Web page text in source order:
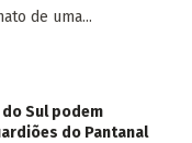
de uma...
Sul podem
do Pantanal